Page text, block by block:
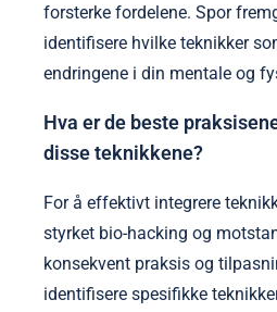
forsterke fordelene. Spor
identifisere hvilke teknikker
endringene i din mentale og
Hva er de beste
disse teknikkene?
For å effektivt integrere
styrket bio-hacking og
konsekvent praksis og
identifisere spesifikke